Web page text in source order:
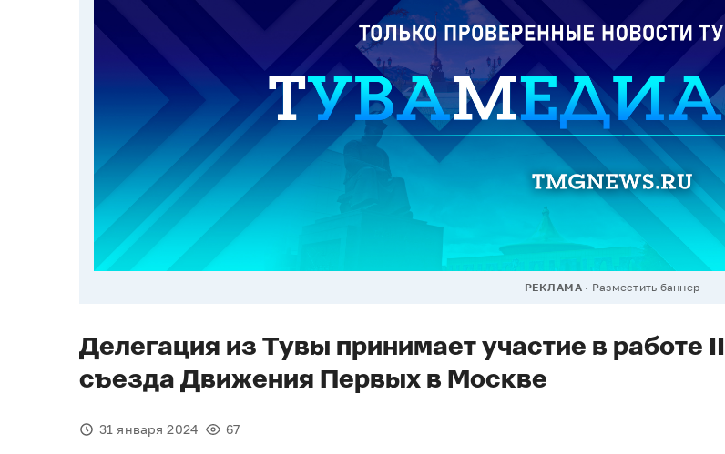
РЕКЛАМА Разместить баннер
Делегация из Тувы принимает участие в работе II
съезда Движения Первых в Москве
31 января 2024 67